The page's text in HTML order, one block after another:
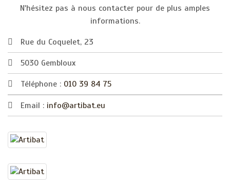
N'hésitez pas à nous contacter pour de plus amples
informations.
Rue du Coquelet, 23
5030 Gembloux
Téléphone : 010 39 84 75
Email : info@artibat.eu